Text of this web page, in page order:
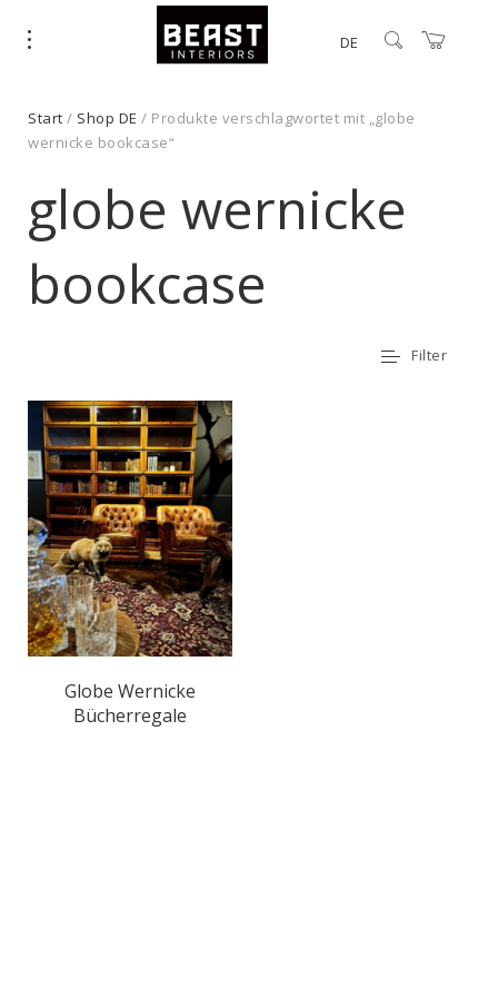
DE
Start / Shop DE / Produkte verschlagwortet mit „globe
wernicke bookcase“
globe wernicke
bookcase
Filter
Globe Wernicke
Bücherregale